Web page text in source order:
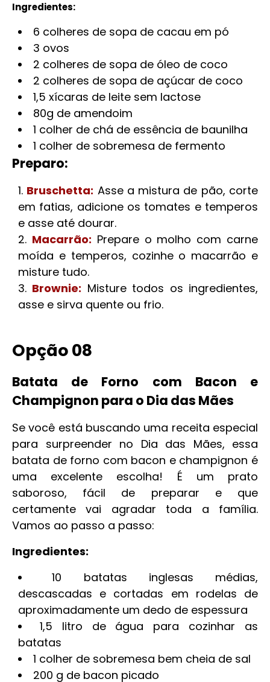
Ingredientes:
6 colheres de sopa de cacau em pó
3 ovos
2 colheres de sopa de óleo de coco
2 colheres de sopa de açúcar de coco
1,5 xícaras de leite sem lactose
80g de amendoim
1 colher de chá de essência de baunilha
1 colher de sobremesa de fermento
Preparo:
Bruschetta: Asse a mistura de pão, corte
em fatias, adicione os tomates e temperos
e asse até dourar.
Macarrão: Prepare o molho com carne
moída e temperos, cozinhe o macarrão e
misture tudo.
Brownie: Misture todos os ingredientes,
asse e sirva quente ou frio.
Opção 08
Batata de Forno com Bacon e
Champignon para o Dia das Mães
Se você está buscando uma receita especial
para surpreender no Dia das Mães, essa
batata de forno com bacon e champignon é
uma excelente escolha! É um prato
saboroso, fácil de preparar e que
certamente vai agradar toda a família.
Vamos ao passo a passo:
Ingredientes:
10 batatas inglesas médias,
descascadas e cortadas em rodelas de
aproximadamente um dedo de espessura
1,5 litro de água para cozinhar as
batatas
1 colher de sobremesa bem cheia de sal
200 g de bacon picado